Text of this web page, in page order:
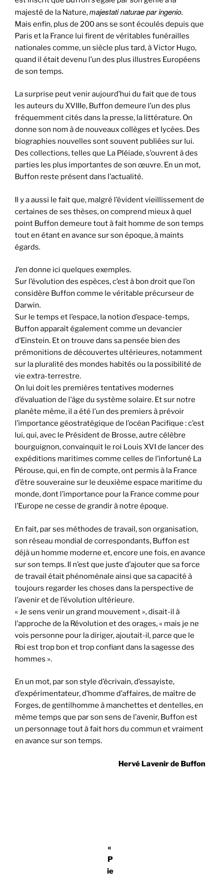
majesté de la Nature,majestati naturae par ingenio.
Mais enfin, plus de 200 ans se sont écoulés depuis que
Paris et la France lui firent de véritables funérailles
nationales comme, un siècle plus tard, à Victor Hugo,
quand il était devenu l’un des plus illustres Européens
de son temps.
La surprise peut venir aujourd’hui du fait que de tous
les auteurs du XVIIIe, Buffon demeure l’un des plus
fréquemment cités dans la presse, la littérature. On
donne son nom à de nouveaux collèges et lycées. Des
biographies nouvelles sont souvent publiées sur lui.
Des collections, telles que La Pléiade, s’ouvrent à des
parties les plus importantes de son œuvre. En un mot,
Buffon reste présent dans l’actualité.
Il y a aussi le fait que, malgré l’évident vieillissement de
certaines de ses thèses, on comprend mieux à quel
point Buffon demeure tout à fait homme de son temps
tout en étant en avance sur son époque, à maints
égards.
J’en donne ici quelques exemples.
Sur l’évolution des espèces, c’est à bon droit que l’on
considère Buffon comme le véritable précurseur de
Darwin.
Sur le temps et l’espace, la notion d’espace-temps,
Buffon apparaît également comme un devancier
d’Einstein. Et on trouve dans sa pensée bien des
prémonitions de découvertes ultérieures, notamment
sur la pluralité des mondes habités ou la possibilité de
vie extra-terrestre.
On lui doit les premières tentatives modernes
d’évaluation de l’âge du système solaire. Et sur notre
planète même, il a été l’un des premiers à prévoir
l’importance géostratégique de l’océan Pacifique : c’est
lui, qui, avec le Président de Brosse, autre célèbre
bourguignon, convainquit le roi Louis XVI de lancer des
expéditions maritimes comme celles de l’infortuné La
Pérouse, qui, en fin de compte, ont permis à la France
d’être souveraine sur le deuxième espace maritime du
monde, dont l’importance pour la France comme pour
l’Europe ne cesse de grandir à notre époque.
En fait, par ses méthodes de travail, son organisation,
son réseau mondial de correspondants, Buffon est
déjà un homme moderne et, encore une fois, en avance
sur son temps. Il n’est que juste d’ajouter que sa force
de travail était phénoménale ainsi que sa capacité à
toujours regarder les choses dans la perspective de
l’avenir et de l’évolution ultérieure.
« Je sens venir un grand mouvement », disait-il à
l’approche de la Révolution et des orages, « mais je ne
vois personne pour la diriger, ajoutait-il, parce que le
Roi est trop bon et trop confiant dans la sagesse des
hommes ».
En un mot, par son style d’écrivain, d’essayiste,
d’expérimentateur, d’homme d’affaires, de maître de
Forges, de gentilhomme à manchettes et dentelles, en
même temps que par son sens de l’avenir, Buffon est
un personnage tout à fait hors du commun et vraiment
en avance sur son temps.
Hervé Lavenir de Buffon
«
P
ie